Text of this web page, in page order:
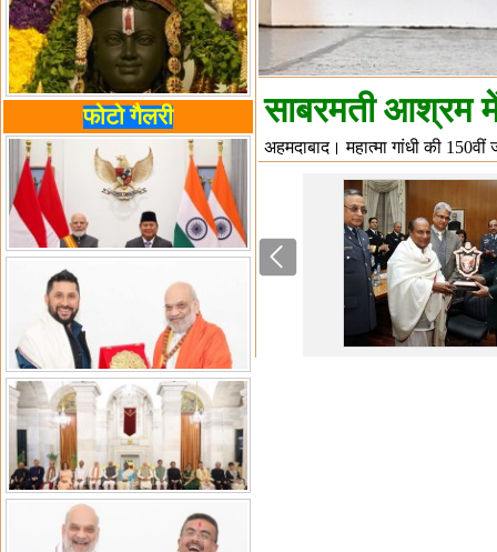
फोटो गैलरी साबरमती आश्रम
अहमदाबाद। महात्मा गांधी की